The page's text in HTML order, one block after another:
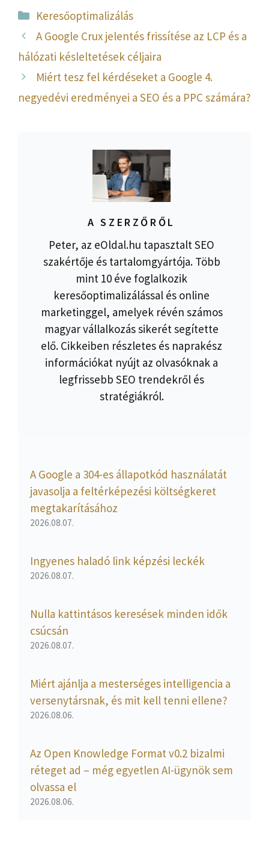
Kategória
Keresőoptimalizálás
A Google Crux jelentés frissítése az LCP és a
hálózati késleltetések céljaira
Miért tesz fel kérdéseket a Google 4.
negyedévi eredményei a SEO és a PPC számára?
A SZERZŐRŐL
Peter, az eOldal.hu tapasztalt SEO
szakértője és tartalomgyártója. Több
mint 10 éve foglalkozik
keresőoptimalizálással és online
marketinggel, amelyek révén számos
magyar vállalkozás sikerét segítette
elő. Cikkeiben részletes és naprakész
információkat nyújt az olvasóknak a
legfrissebb SEO trendekről és
stratégiákról.
A Google a 304-es állapotkód használatát
javasolja a feltérképezési költségkeret
megtakarításához
2026.08.07.
Ingyenes haladó link képzési leckék
2026.08.07.
Nulla kattintásos keresések minden idők
csúcsán
2026.08.07.
Miért ajánlja a mesterséges intelligencia a
versenytársnak, és mit kell tenni ellene?
2026.08.06.
Az Open Knowledge Format v0.2 bizalmi
réteget ad – még egyetlen AI-ügynök sem
olvassa el
2026.08.06.